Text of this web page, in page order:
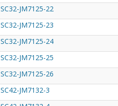
SC32-JM7125-22
SC32-JM7125-23
SC32-JM7125-24
SC32-JM7125-25
SC32-JM7125-26
SC42-JM7132-3